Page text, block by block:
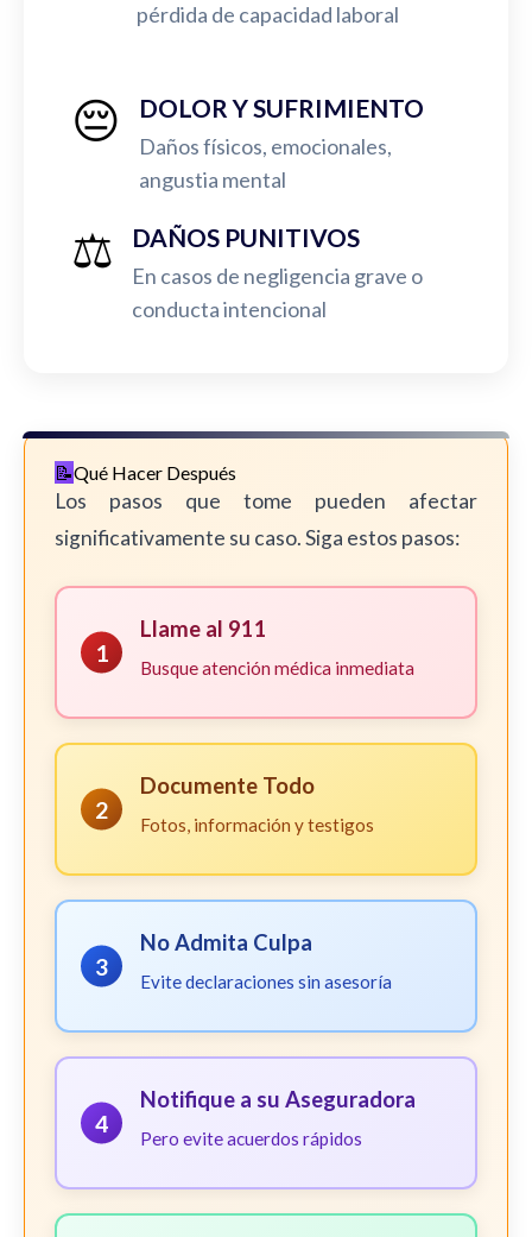
pérdida de capacidad laboral
😔 DOLOR Y SUFRIMIENTO
Daños físicos, emocionales,
angustia mental
⚖️ DAÑOS PUNITIVOS
En casos de negligencia grave o
conducta intencional
Qué Hacer Después
Los pasos que tome pueden afectar
significativamente su caso. Siga estos pasos:
1
Llame al 911
Busque atención médica inmediata
2
Documente Todo
Fotos, información y testigos
3
No Admita Culpa
Evite declaraciones sin asesoría
4
Notifique a su Aseguradora
Pero evite acuerdos rápidos